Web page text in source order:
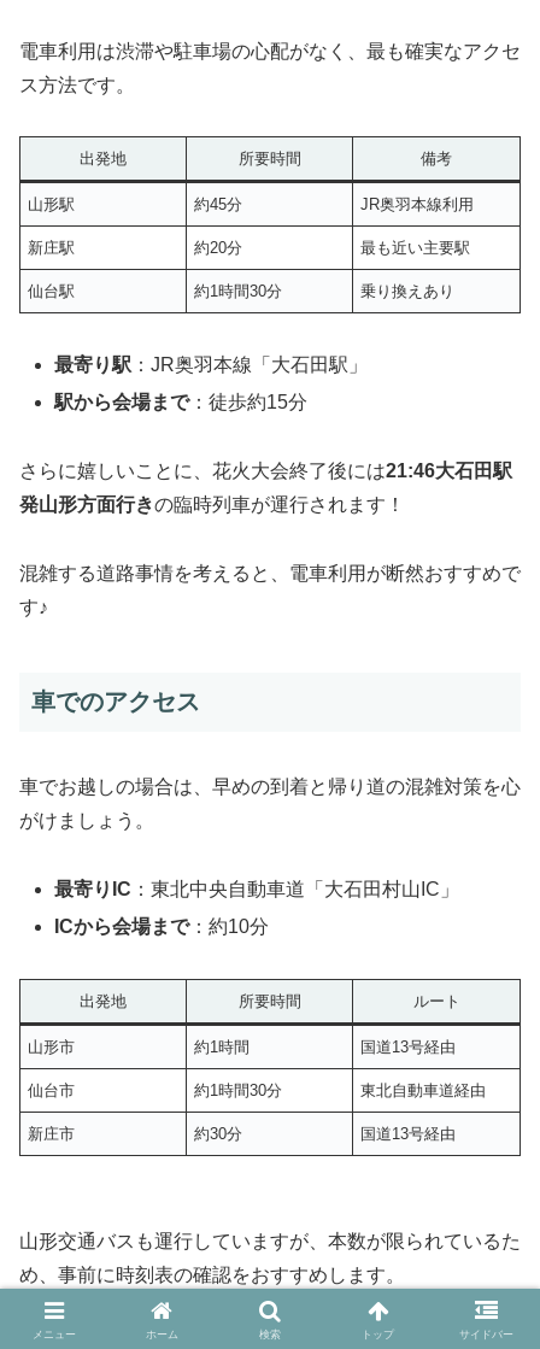
電車利用は渋滞や駐車場の心配がなく、最も確実なアクセ
ス方法です。
出発地 所要時間 備考
山形駅 約45分 JR奥羽本線利用
新庄駅 約20分 最も近い主要駅
仙台駅 約1時間30分 乗り換えあり
最寄り駅 ：JR奥羽本線「大石田駅」
駅から会場まで：徒歩約15分
さらに嬉しいことに、花火大会終了後には21:46大石田駅
発山形方面行きの臨時列車が運行されます！
混雑する道路事情を考えると、電車利用が断然おすすめで
す♪
車でのアクセス
車でお越しの場合は、早めの到着と帰り道の混雑対策を心
がけましょう。
最寄りIC ：東北中央自動車道「大石田村山IC」
ICから会場まで：約10分
出発地 所要時間 ルート
山形市 約1時間 国道13号経由
仙台市 約1時間30分 東北自動車道経由
新庄市 約30分 国道13号経由
山形交通バスも運行していますが、本数が限られているた
め、事前に時刻表の確認をおすすめします。
どの交通手段を選ぶにしても、時間に余裕を持って行動す
メニュー ホーム 検索 トップ サイドバー